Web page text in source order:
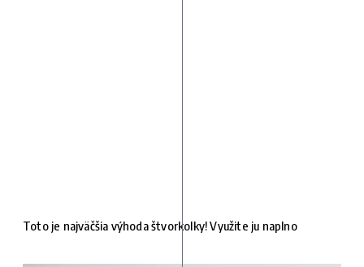
Toto je najväčšia výhoda štvorkolky! Využite ju naplno